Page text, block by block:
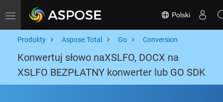
Toggle navigation Polski
Produkty Aspose.Total Go Conversion
Konwertuj słowo naXSLFO, DOCX na
XSLFO BEZPŁATNY konwerter lub GO SDK